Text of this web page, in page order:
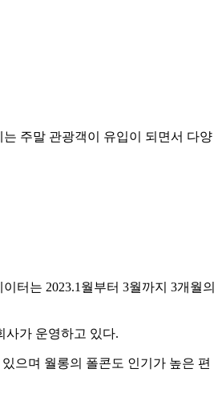
주말 관광객이 유입이 되면서 다양
터는 2023.1월부터 3월까지 3개월의
사가 운영하고 있다.
으며 월롱의 폴콘도 인기가 높은 편